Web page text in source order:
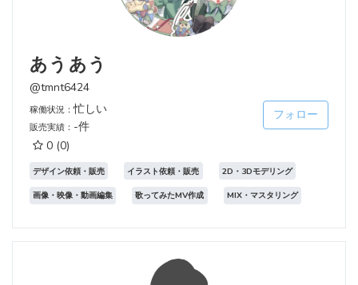
あうあう
@tmnt6424
稼働状況：忙しい
販売実績： -件
0 (0)
フォロー
デザイン依頼・販売 イラスト依頼・販売 2D・3Dモデリング
画像・映像・動画編集 歌ってみたMV作成 MIX・マスタリング